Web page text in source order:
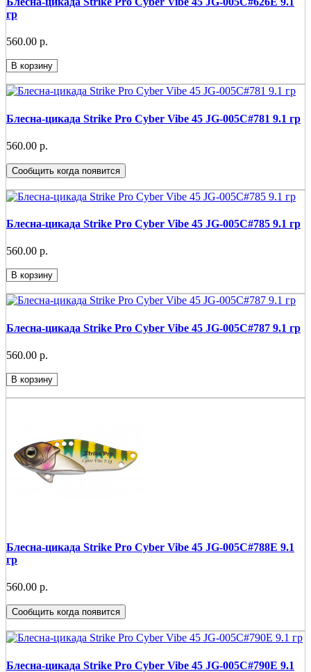
гр
560.00 р.
В корзину
Блесна-цикада Strike Pro Cyber Vibe 45 JG-005C#781 9.1 гр
560.00 р.
Сообщить когда появится
Блесна-цикада Strike Pro Cyber Vibe 45 JG-005C#785 9.1 гр
560.00 р.
В корзину
Блесна-цикада Strike Pro Cyber Vibe 45 JG-005C#787 9.1 гр
560.00 р.
В корзину
Блесна-цикада Strike Pro Cyber Vibe 45 JG-005C#788E 9.1
гр
560.00 р.
Сообщить когда появится
Блесна-цикада Strike Pro Cyber Vibe 45 JG-005C#790E 9.1